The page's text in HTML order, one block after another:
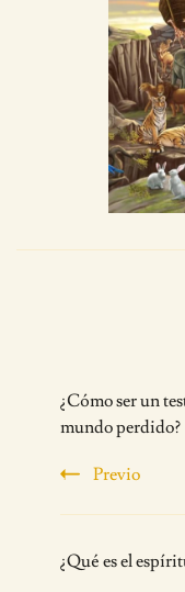
Navigation
¿Cómo ser un
mundo perdido?
Previo
¿Qué es el